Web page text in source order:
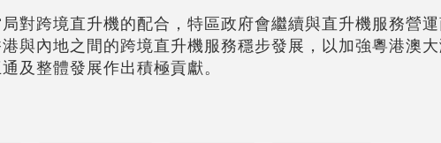
對跨境直升機的配合，特區政府會繼續與直升機服務營
與內地之間的跨境直升機服務穩步發展，以加強粵港澳
及整體發展作出積極貢獻。